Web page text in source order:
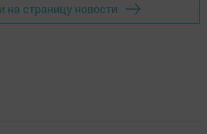
на страницу новости